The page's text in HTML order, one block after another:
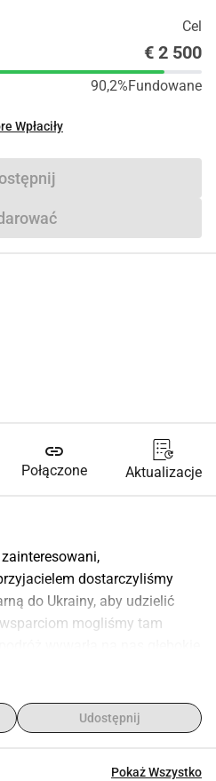
Cel
€ 2 500
90,2%Fundowane
Wpłaciły
link
Połączone Aktualizacje
dostarczyliśmy
do Ukrainy, aby udzielić
mogliśmy tam
że w lipcu ponownie
niezwykle trudna. Ludzie
Udostępnij
Pokaż Wszystko